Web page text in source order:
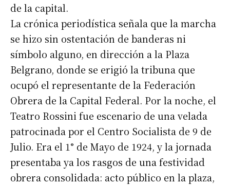
de la capital.
La crónica periodística señala que la marcha
se hizo sin ostentación de banderas ni
símbolo alguno, en dirección a la Plaza
Belgrano, donde se erigió la tribuna que
ocupó el representante de la Federación
Obrera de la Capital Federal. Por la noche, el
Teatro Rossini fue escenario de una velada
patrocinada por el Centro Socialista de 9 de
Julio. Era el 1° de Mayo de 1924, y la jornada
presentaba ya los rasgos de una festividad
obrera consolidada: acto público en la plaza,